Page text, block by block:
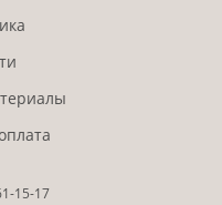
15-17